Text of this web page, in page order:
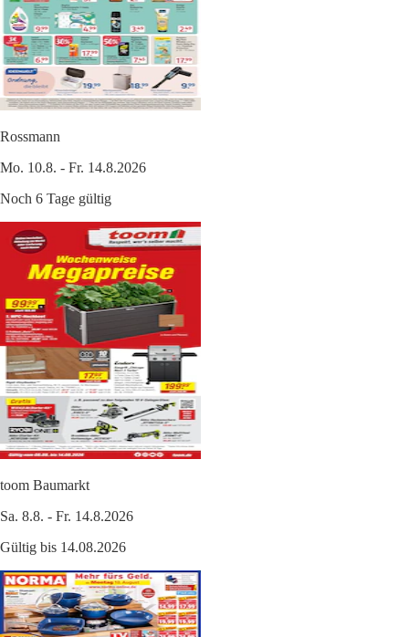
Rossmann
Mo. 10.8. - Fr. 14.8.2026
Noch 6 Tage gültig
toom Baumarkt
Sa. 8.8. - Fr. 14.8.2026
Gültig bis 14.08.2026